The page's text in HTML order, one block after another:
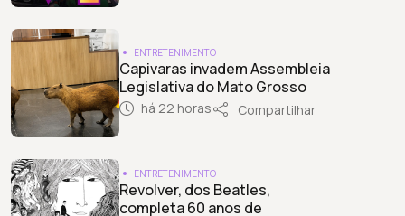
ENTRETENIMENTO
Capivaras invadem Assembleia
Legislativa do Mato Grosso
há 22 horas Compartilhar
ENTRETENIMENTO
Revolver, dos Beatles,
completa 60 anos de